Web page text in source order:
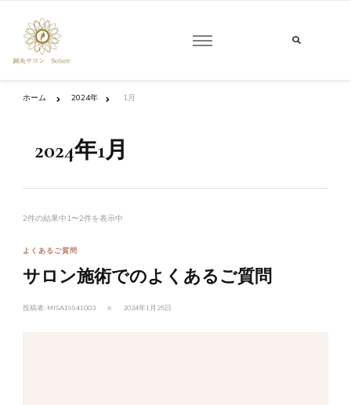
で
す
ホーム 2024年 1月
2024年1月
2件の結果中1〜2件を表示中
よくあるご質問
サロン施術でのよくあるご質問
投稿者: MISA19941003 2024年1月25日